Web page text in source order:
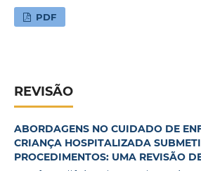
PDF
REVISÃO
ABORDAGENS NO CUIDADO DE
CRIANÇA HOSPITALIZADA
PROCEDIMENTOS: UMA REVISÃO